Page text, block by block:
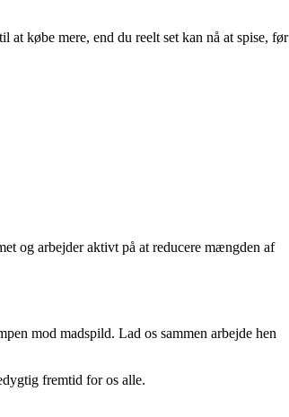
købe mere, end du reelt set kan nå at spise, før
og arbejder aktivt på at reducere mængden af
mod madspild. Lad os sammen arbejde hen
fremtid for os alle.